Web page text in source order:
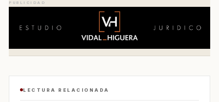
PUBLICIDAD
LECTURA RELACIONADA